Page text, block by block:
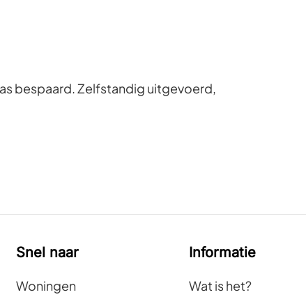
bespaard. Zelfstandig uitgevoerd,
Snel naar
Woningen
Informatie
Wat is het?